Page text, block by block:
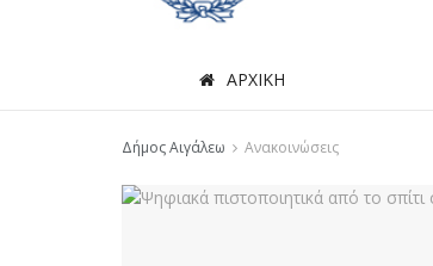
ΑΡΧΙΚΗ
Δήμος Αιγάλεω Ανακοινώσεις